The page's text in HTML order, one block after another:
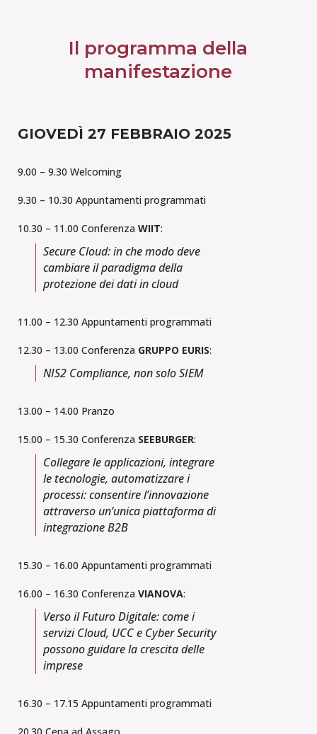
Il programma della
manifestazione
GIOVEDÌ 27 FEBBRAIO 2025
9.00 – 9.30 Welcoming
9.30 – 10.30 Appuntamenti programmati
10.30 – 11.00 Conferenza WIIT:
Secure Cloud: in che modo deve
cambiare il paradigma della
protezione dei dati in cloud
11.00 – 12.30 Appuntamenti programmati
12.30 – 13.00 Conferenza GRUPPO EURIS:
NIS2 Compliance, non solo SIEM
13.00 – 14.00 Pranzo
15.00 – 15.30 Conferenza SEEBURGER:
Collegare le applicazioni, integrare
le tecnologie, automatizzare i
processi: consentire l’innovazione
attraverso un’unica piattaforma di
integrazione B2B
15.30 – 16.00 Appuntamenti programmati
16.00 – 16.30 Conferenza VIANOVA:
Verso il Futuro Digitale: come i
servizi Cloud, UCC e Cyber Security
possono guidare la crescita delle
imprese
16.30 – 17.15 Appuntamenti programmati